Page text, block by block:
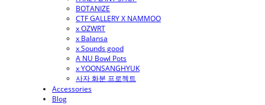
BOTANIZE
CTF GALLERY X NAMMOO
x OZWRT
x Balansa
x Sounds good
A NU Bowl Pots
x YOONSANGHYUK
사자 화분 프로젝트
Accessories
Blog